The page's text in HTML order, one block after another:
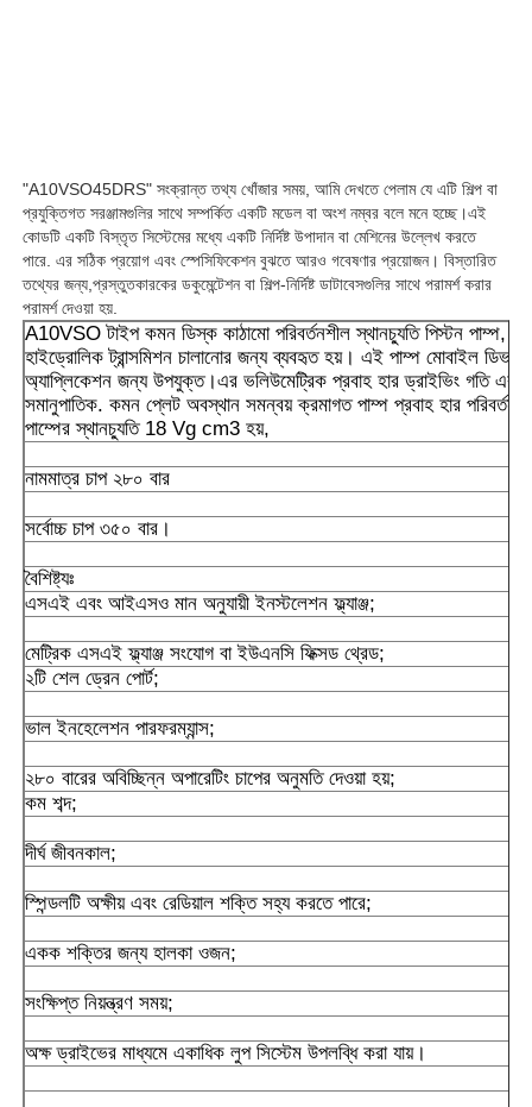
কারখানা ভ্রমণ
মান নিয়ন্ত্রণ
আমাদের সাথে যোগাযোগ
খবর
মামলা
একটি উদ্ধৃতি অনুরোধ করুন
রেক্সরথ হাইড্রোলিক পাম্প
পার্কার হাইড্রোলিক পাম্প
ভিকার্স হাইড্রোলিক পাম্প
রেক্সরথ হাইড্রোলিক ভালভ
রেক্স্রথ ফিল্টার আনুষাঙ্গিক
ইউকেন হাইড্রোলিক ভালভ
ইউকেন হাইড্রোলিক পাম্প
"A10VSO45DRS" সংক্রান্ত তথ্য খোঁজার সময়, আমি দেখতে পেলাম যে এটি শিল্প বা
প্রযুক্তিগত সরঞ্জামগুলির সাথে সম্পর্কিত একটি মডেল বা অংশ নম্বর বলে মনে হচ্ছে।এই
কোডটি একটি বিস্তৃত সিস্টেমের মধ্যে একটি নির্দিষ্ট উপাদান বা মেশিনের উল্লেখ করতে
পারে. এর সঠিক প্রয়োগ এবং স্পেসিফিকেশন বুঝতে আরও গবেষণার প্রয়োজন। বিস্তারিত
তথ্যের জন্য,প্রস্তুতকারকের ডকুমেন্টেশন বা শিল্প-নির্দিষ্ট ডাটাবেসগুলির সাথে পরামর্শ করার
পরামর্শ দেওয়া হয়.
A10VSO টাইপ কমন ডিস্ক কাঠামো পরিবর্তনশীল স্থানচ্যুতি পিস্টন পাম্প,
হাইড্রোলিক ট্রান্সমিশন চালানোর জন্য ব্যবহৃত হয়। এই পাম্প মোবাইল
অ্যাপ্লিকেশন জন্য উপযুক্ত।এর ভলিউমেট্রিক প্রবাহ হার ড্রাইভিং গতি এবং
সমানুপাতিক. কমন প্লেট অবস্থান সমন্বয় ক্রমাগত পাম্প প্রবাহ হার পরিবর্তন
পাম্পের স্থানচ্যুতি 18 Vg cm3 হয়,
নামমাত্র চাপ ২৮০ বার
সর্বোচ্চ চাপ ৩৫০ বার।
বৈশিষ্ট্যঃ
এসএই এবং আইএসও মান অনুযায়ী ইনস্টলেশন ফ্ল্যাঞ্জ;
মেট্রিক এসএই ফ্ল্যাঞ্জ সংযোগ বা ইউএনসি ফিক্সড থ্রেড;
২টি শেল ড্রেন পোর্ট;
ভাল ইনহেলেশন পারফরম্যান্স;
২৮০ বারের অবিচ্ছিন্ন অপারেটিং চাপের অনুমতি দেওয়া হয়;
কম শব্দ;
দীর্ঘ জীবনকাল;
স্পিন্ডলটি অক্ষীয় এবং রেডিয়াল শক্তি সহ্য করতে পারে;
একক শক্তির জন্য হালকা ওজন;
সংক্ষিপ্ত নিয়ন্ত্রণ সময়;
অক্ষ ড্রাইভের মাধ্যমে একাধিক লুপ সিস্টেম উপলব্ধি করা যায়।